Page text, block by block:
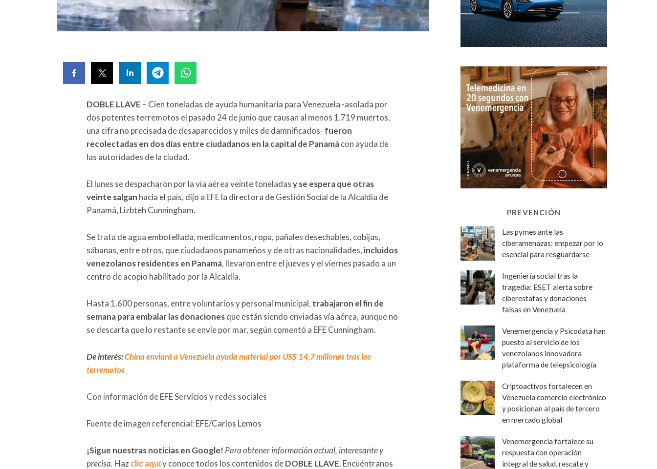
DOBLE LLAVE – Cien toneladas de ayuda humanitaria para Venezuela -asolada por
dos potentes terremotos el pasado 24 de junio que causan al menos 1.719 muertos,
una cifra no precisada de desaparecidos y miles de damnificados- fueron
recolectadas en dos días entre ciudadanos en la capital de Panamácon ayuda de
las autoridades de la ciudad.
El lunes se despacharon por la vía aérea veinte toneladasy se espera que otras
veinte salgan hacia el país, dijo a EFE la directora de Gestión Social de la Alcaldía de
Panamá, Lizbteh Cunningham.
Se trata de agua embotellada, medicamentos, ropa, pañales desechables, cobijas,
sábanas, entre otros, que ciudadanos panameños y de otras nacionalidades, incluidos
venezolanos residentes en Panamá, llevaron entre el jueves y el viernes pasado a un
centro de acopio habilitado por la Alcaldía.
Hasta 1.600 personas, entre voluntarios y personal municipal, trabajaron el fin de
semana para embalar las donacionesque están siendo enviadas vía aérea, aunque no
se descarta que lo restante se envíe por mar, según comentó a EFE Cunningham.
De interés:China enviará a Venezuela ayuda material por US$ 14,7 millones tras los
terremotos
Con información de EFE Servicios y redes sociales
Fuente de imagen referencial: EFE/Carlos Lemos
¡Sigue nuestras noticias en Google! Para obtener información actual, interesante y
precisa. Hazclic aquíy conoce todos los contenidos deDOBLE LLAVE. Encuéntranos
PREVENCIÓN
Las pymes ante las
ciberamenazas: empezar por lo
esencial para resguardarse
Ingeniería social tras la
tragedia: ESET alerta sobre
ciberestafas y donaciones
falsas en Venezuela
Venemergencia y Psicodata han
puesto al servicio de los
venezolanos innovadora
plataforma de telepsicología
Criptoactivos fortalecen en
Venezuela comercio electrónico
y posicionan al país de tercero
en mercado global
Venemergencia fortalece su
respuesta con operación
integral de salud, rescate y